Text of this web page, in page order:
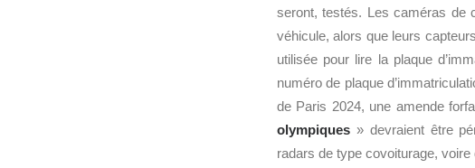
seront, testés. Les caméras de
véhicule, alors que leurs
utilisée pour lire la plaque
numéro de plaque
de Paris 2024, une amende
olympiques » devraient être
radars de type covoiturage,